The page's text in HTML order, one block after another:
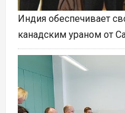
Индия обеспечивает
канадским ураном от